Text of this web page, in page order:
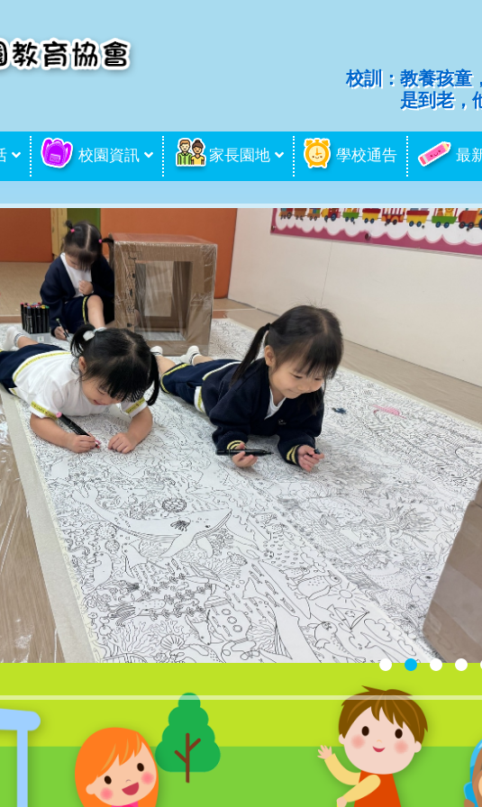
校訓：教養孩童
是到老，
校園資訊 家長園地 學校通告 最